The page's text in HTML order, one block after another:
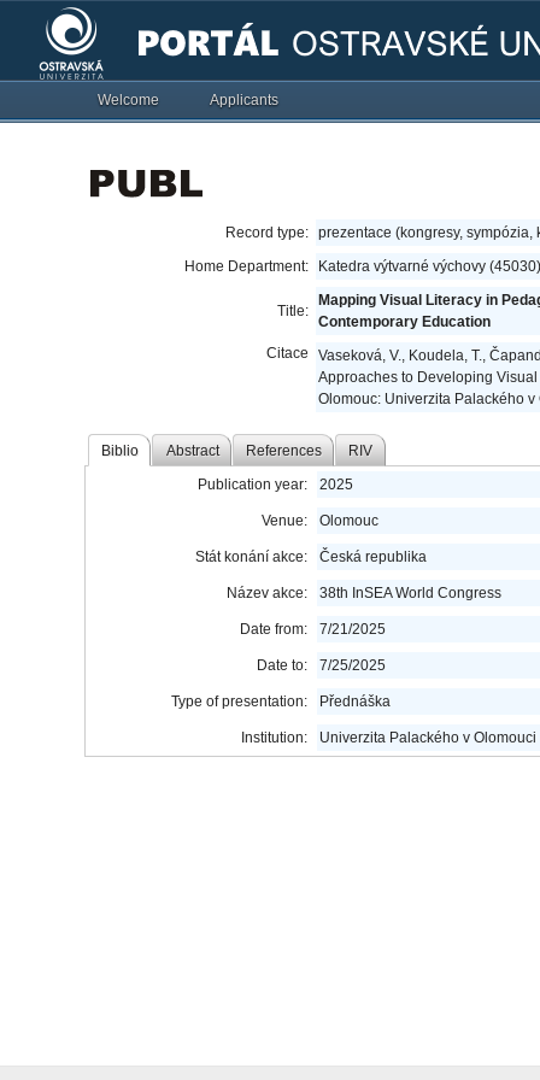
Welcome Applicants
Record type: prezentace (kongresy, sympózia,
Home Department:
Katedra výtvarné výchovy (45030)
Title:
Mapping Visual Literacy in
Contemporary Education
Citace
Vaseková, V., Koudela, T.,
Approaches to Developing
Olomouc: Univerzita Palackého v
Biblio Abstract References RIV
Publication year: 2025
Venue: Olomouc
Stát konání akce: Česká republika
Název akce: 38th InSEA World Congress
Date from: 7/21/2025
Date to: 7/25/2025
Type of presentation: Přednáška
Institution: Univerzita Palackého v Olomouci